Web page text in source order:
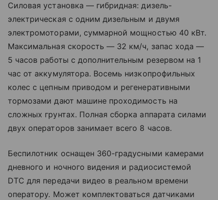
Силовая установка — гибридная: дизель-
электрическая с одним дизельным и двумя
электромоторами, суммарной мощностью 40 кВт.
Максимальная скорость — 32 км/ч, запас хода —
5 часов работы с дополнительным резервом на 1
час от аккумулятора. Восемь низкопрофильных
колес с цепным приводом и регенеративными
тормозами дают машине проходимость на
сложных грунтах. Полная сборка аппарата силами
двух операторов занимает всего 8 часов.
Беспилотник оснащен 360-градусными камерами
дневного и ночного видения и радиосистемой
DTC для передачи видео в реальном времени
оператору. Может комплектоваться датчиками